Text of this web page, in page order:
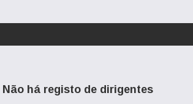
Não há registo de dirigentes